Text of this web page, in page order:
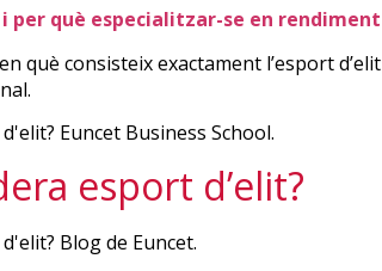
i per què especialitzar-se en
què consisteix exactament l’esport
esport d’elit?